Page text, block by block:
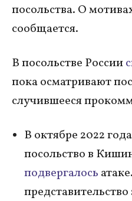
посольства. О
сообщается.
В посольстве России
пока осматривают
случившееся
В октябре 2022
посольство в
подвергалось